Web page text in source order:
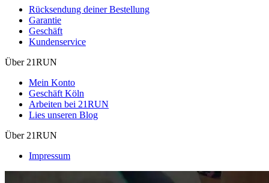
Rücksendung deiner Bestellung
Garantie
Geschäft
Kundenservice
Über 21RUN
Mein Konto
Geschäft Köln
Arbeiten bei 21RUN
Lies unseren Blog
Über 21RUN
Impressum